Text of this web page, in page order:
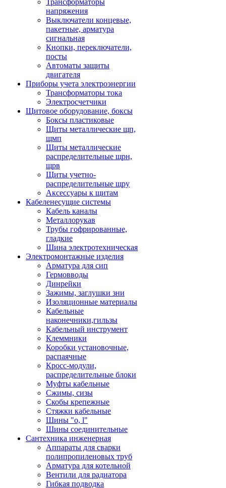
Трансформаторы
напряжения
Выключатели концевые,
пакетные, арматура
сигнальная
Кнопки, переключатели,
посты
Автоматы защиты
двигателя
Приборы учета электроэнергии
Трансформаторы тока
Электросчетчики
Щитовое оборудование, боксы
Боксы пластиковые
Щиты металлические щп,
щмп
Щиты металлические
распределительные щрн,
щрв
Щиты учетно-
распределительные щру
Аксессуары к щитам
Кабеленесущие системы
Кабель каналы
Металлорукав
Трубы гофрированные,
гладкие
Шина электротехническая
Электромонтажные изделия
Арматура для сип
Гермовводы
Динрейки
Зажимы, заглушки зни
Изоляционные материалы
Кабельные
наконечники,гильзы
Кабельный инструмент
Клеммники
Коробки установочные,
распаячные
Кросс-модули,
распределительные блоки
Муфты кабельные
Сжимы, сизы
Скобы крепежные
Стяжки кабельные
Шины "o, l"
Шины соединительные
Сантехника инженерная
Аппараты для сварки
полипропиленовых труб
Арматура для котельной
Вентили для радиатора
Гибкая подводка